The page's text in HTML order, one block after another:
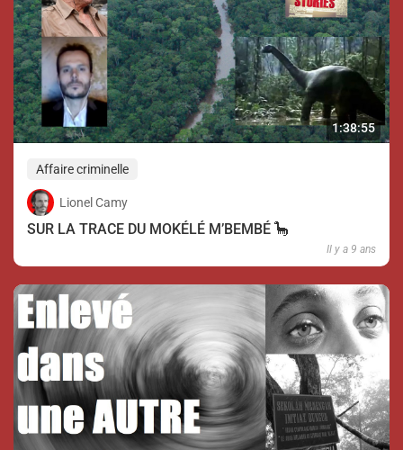
1:38:55
Affaire criminelle
Lionel Camy
SUR LA TRACE DU MOKÉLÉ M’BEMBÉ 🦕
Il y a 9 ans